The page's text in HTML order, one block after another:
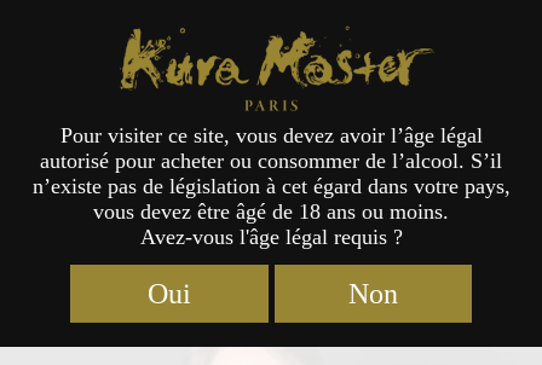
Jury
Kura Master Paris
Pour visiter ce site, vous devez avoir l’âge légal
autorisé pour acheter ou consommer de l’alcool. S’il
n’existe pas de législation à cet égard dans votre pays,
vous devez être âgé de 18 ans ou moins.
Avez-vous l'âge légal requis ?
Oui Non